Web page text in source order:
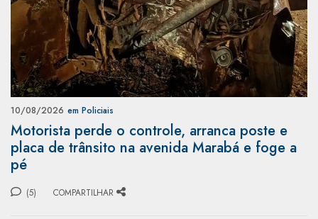
10/08/2026 em Policiais
Motorista perde o controle, arranca poste e
placa de trânsito na avenida Marabá e foge a
pé
(5) COMPARTILHAR